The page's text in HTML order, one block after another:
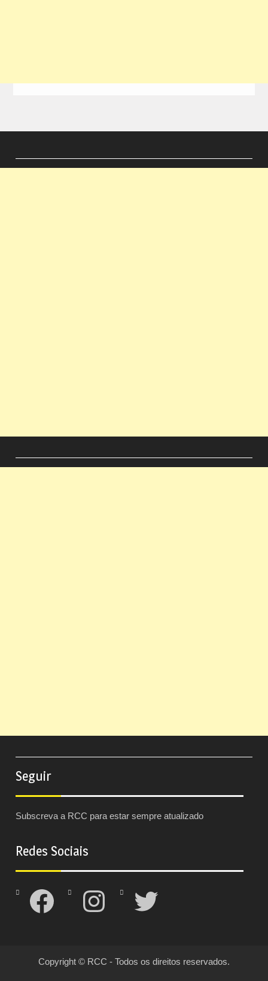
Seguir
Subscreva a RCC para estar sempre atualizado
Redes Sociais
Facebook Instagram Twitter
Copyright © RCC - Todos os direitos reservados.